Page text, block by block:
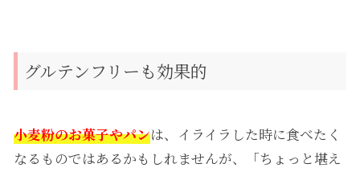
グルテンフリーも効果的
小麦粉のお菓子やパンは、イライラした時に食べたく
なるものではあるかもしれませんが、「ちょっと堪え